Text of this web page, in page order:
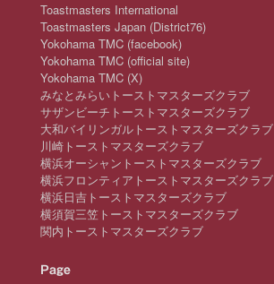
Toastmasters International
Toastmasters Japan (District76)
Yokohama TMC (facebook)
Yokohama TMC (official site)
Yokohama TMC (X)
みなとみらいトーストマスターズクラブ
サザンビーチトーストマスターズクラブ
大和バイリンガルトーストマスターズクラブ
川崎トーストマスターズクラブ
横浜オーシャントーストマスターズクラブ
横浜フロンティアトーストマスターズクラブ
横浜日吉トーストマスターズクラブ
横須賀三笠トーストマスターズクラブ
関内トーストマスターズクラブ
Page